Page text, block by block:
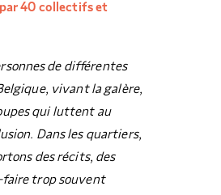
par 40 collectifs et
de différentes
vivant la galère,
qui luttent au
Dans les quartiers,
des récits, des
faire trop souvent